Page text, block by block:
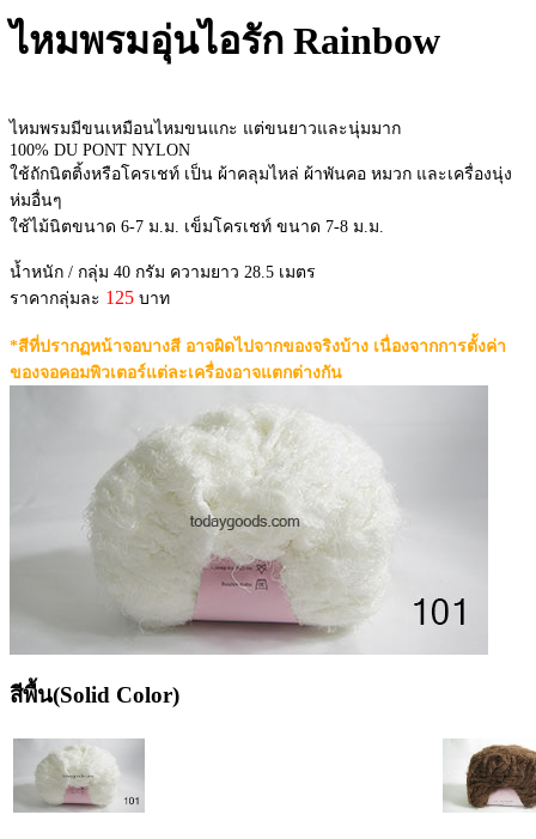
ไหมพรมอุ่นไอรัก Rainbow
ไหมพรมมีขนเหมือนไหมขนแกะ แต่ขนยาวและนุ่มมาก
100% DU PONT NYLON
ใช้ถักนิตติ้งหรือโครเชท์ เป็น ผ้าคลุมไหล่ ผ้าพันคอ หมวก และเครื่องนุ่ง
ห่มอื่นๆ
ใช้ไม้นิตขนาด 6-7 ม.ม. เข็มโครเชท์ ขนาด 7-8 ม.ม.
น้ำหนัก / กลุ่ม 40 กรัม ความยาว 28.5 เมตร
ราคากลุ่มละ 125 บาท
*สีที่ปรากฏหน้าจอบางสี อาจผิดไปจากของจริงบ้าง เนื่องจากการตั้งค่า
ของจอคอมพิวเตอร์แต่ละเครื่องอาจแตกต่างกัน
สีพื้น(Solid Color)